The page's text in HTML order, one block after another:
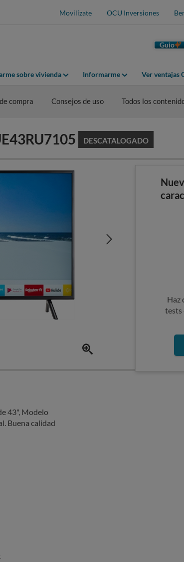
Movilízate OCU Inversiones
Guio
sobre vivienda Informarme Ver ventajas
compra Consejos de uso Todos los
DESCATALOGADO
Haz
tests
43", Modelo
Buena calidad